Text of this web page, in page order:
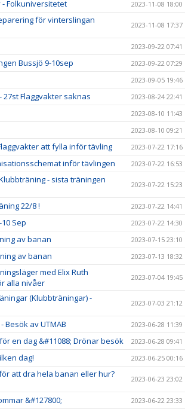
- Folkuniversitetet 2023-11-08 18:00
för vinterslingan
2023-11-08 17:37
2023-09-22 07:41
Bussjö 9-10sep
2023-09-22 07:29
2023-09-05 19:46
27st Flaggvakter saknas 2023-08-24 22:41
2023-08-10 11:43
2023-08-10 09:21
att fylla inför tävling 2023-07-22 17:16
inför tävlingen 2023-07-22 16:53
- sista träningen
2023-07-22 15:23
22/8 ! 2023-07-22 14:41
Sep 2023-07-22 14:30
av banan 2023-07-15 23:10
av banan 2023-07-13 18:32
med Elix Ruth
alla nivåer
2023-07-04 19:45
(Klubbträningar) -
2023-07-03 21:12
Besök av UTMAB 2023-06-28 11:39
en dag &#11088; Drönar besök 2023-06-28 09:41
dag! 2023-06-25 00:16
att dra hela banan eller hur?
2023-06-23 23:02
&#127800; 2023-06-22 23:33